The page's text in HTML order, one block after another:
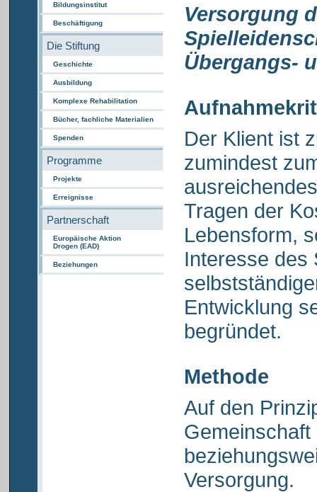
Bildungsinstitut
Beschäftigung
Die Stiftung
Geschichte
Ausbildung
Komplexe Rehabilitation
Bücher, fachliche Materialien
Spenden
Programme
Projekte
Erreignisse
Partnerschaft
Europäische Aktion
Drogen (EAD)
Beziehungen
Versorgung
Übergangs-
Der Klient ist
zumindest
Tragen der
Lebensform,
Interesse des
Entwicklung
begründet.
Methode
Auf den
Versorgung.